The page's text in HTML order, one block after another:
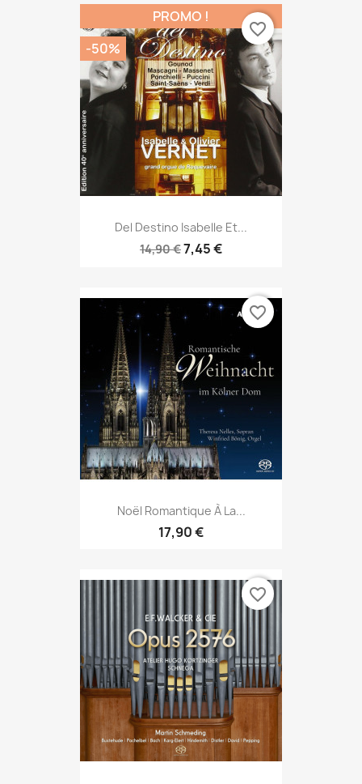
Del Destino Isabelle Et...
14,90 €7,45 €
PROMO !
-50%
favorite_border
Noël Romantique À La...
17,90 €
favorite_border
favorite_border